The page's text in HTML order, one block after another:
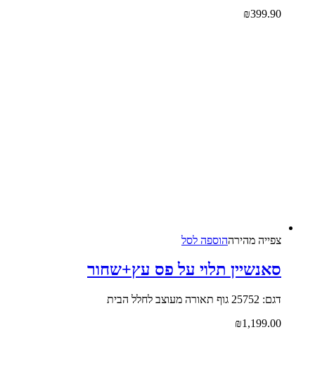
₪399.90
צפייה‬ ‫מהירה‬הוספה לסל
סאנשיין תלוי על פס עץ+שחור
דגם: 25752 גוף תאורה מעוצב לחלל הבית
₪1,199.00